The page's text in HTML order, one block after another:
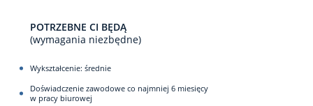
POTRZEBNE CI BĘDĄ
(wymagania niezbędne)
Wykształcenie: średnie
Doświadczenie zawodowe co najmniej 6 miesięcy
w pracy biurowej